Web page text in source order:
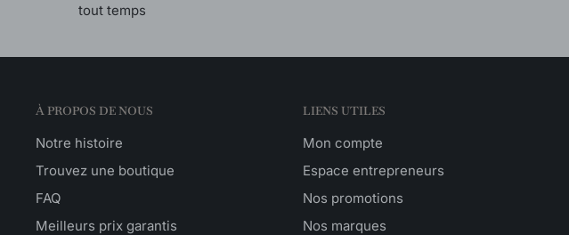
tout temps
À PROPOS DE NOUS
Notre histoire
Trouvez une boutique
FAQ
Meilleurs prix garantis
LIENS UTILES
Mon compte
Espace entrepreneurs
Nos promotions
Nos marques